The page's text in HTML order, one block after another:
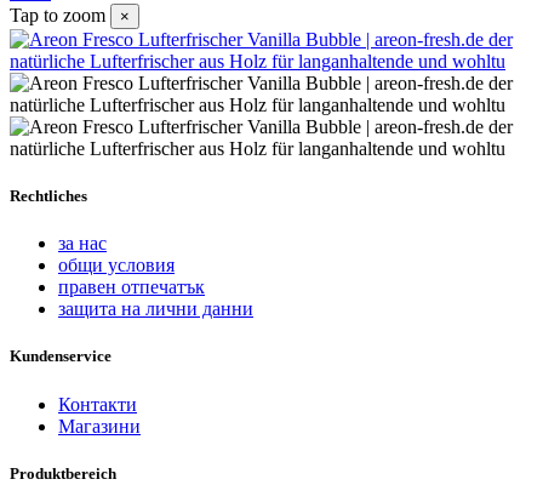
Tap to zoom
×
Rechtliches
за нас
общи условия
правен отпечатък
защита на лични данни
Kundenservice
Контакти
Магазини
Produktbereich